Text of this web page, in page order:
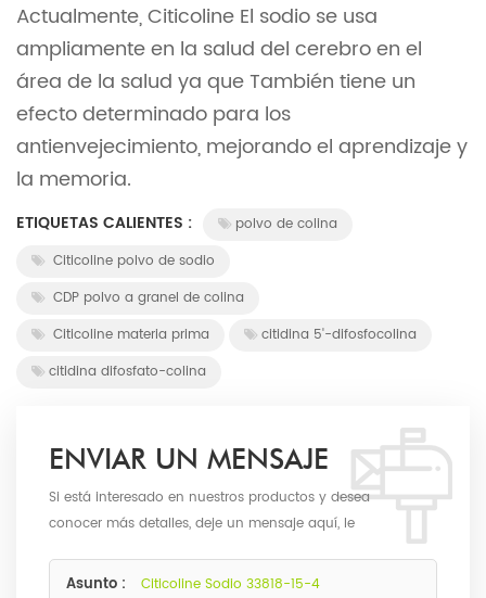
Actualmente, Citicoline El sodio se usa
ampliamente en la salud del cerebro en el
área de la salud ya que También tiene un
efecto determinado para los
antienvejecimiento, mejorando el aprendizaje y
la memoria.
ETIQUETAS CALIENTES :
polvo de colina
Citicoline polvo de sodio
CDP polvo a granel de colina
Citicoline materia prima
citidina 5'-difosfocolina
citidina difosfato-colina
ENVIAR UN MENSAJE
Si está interesado en nuestros productos y desea
conocer más detalles, deje un mensaje aquí, le
Asunto : Citicoline Sodio 33818-15-4